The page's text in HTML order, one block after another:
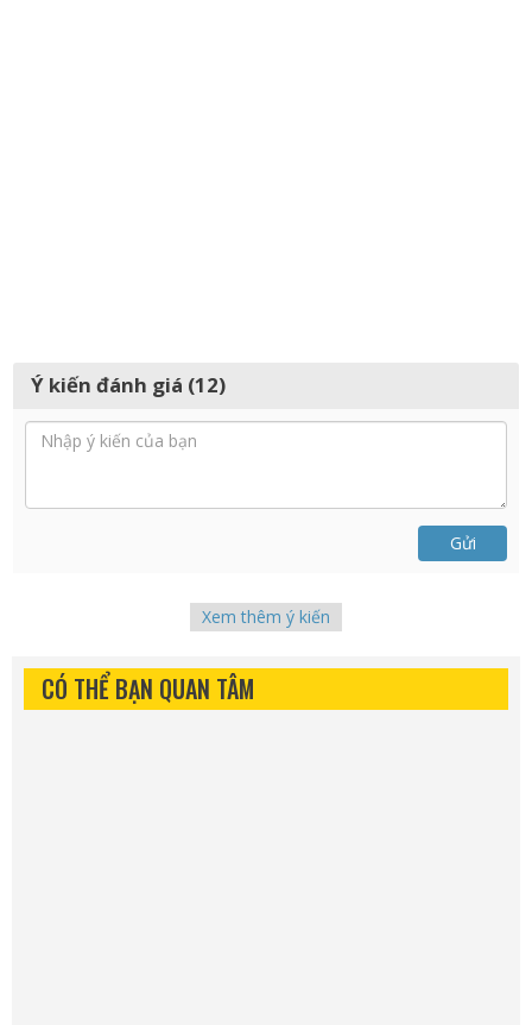
Ý kiến đánh giá (12)
Gửi
Xem thêm ý kiến
CÓ THỂ BẠN QUAN TÂM